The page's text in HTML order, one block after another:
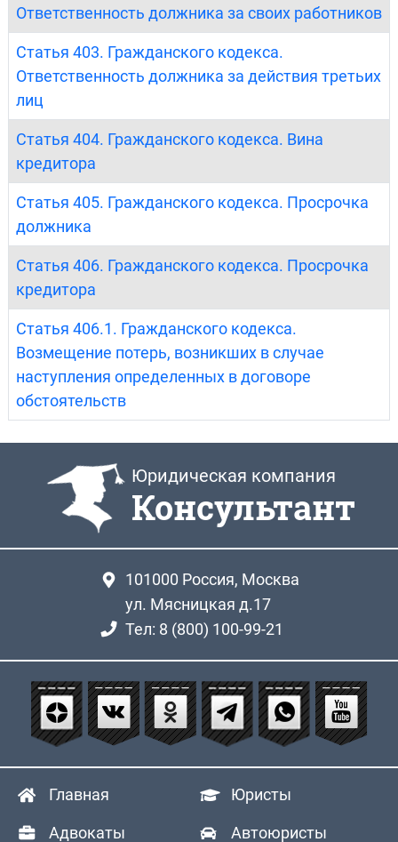
Ответственность должника за своих работников
Статья 403. Гражданского кодекса.
Ответственность должника за действия третьих
лиц
Статья 404. Гражданского кодекса. Вина
кредитора
Статья 405. Гражданского кодекса. Просрочка
должника
Статья 406. Гражданского кодекса. Просрочка
кредитора
Статья 406.1. Гражданского кодекса.
Возмещение потерь, возникших в случае
наступления определенных в договоре
обстоятельств
Юридическая компания
Консультант
101000 Россия, Москва
ул. Мясницкая д.17
Тел: 8 (800) 100-99-21
Главная Юристы
Адвокаты Автоюристы